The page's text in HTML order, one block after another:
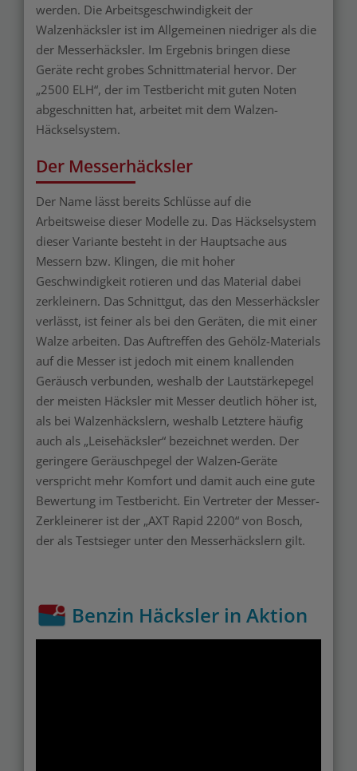
werden. Die Arbeitsgeschwindigkeit der
Walzenhäcksler ist im Allgemeinen niedriger als die
der Messerhäcksler. Im Ergebnis bringen diese
Geräte recht grobes Schnittmaterial hervor. Der
„2500 ELH“, der im Testbericht mit guten Noten
abgeschnitten hat, arbeitet mit dem Walzen-
Häckselsystem.
Der Messerhäcksler
Der Name lässt bereits Schlüsse auf die
Arbeitsweise dieser Modelle zu. Das Häckselsystem
dieser Variante besteht in der Hauptsache aus
Messern bzw. Klingen, die mit hoher
Geschwindigkeit rotieren und das Material dabei
zerkleinern. Das Schnittgut, das den Messerhäcksler
verlässt, ist feiner als bei den Geräten, die mit einer
Walze arbeiten. Das Auftreffen des Gehölz-Materials
auf die Messer ist jedoch mit einem knallenden
Geräusch verbunden, weshalb der Lautstärkepegel
der meisten Häcksler mit Messer deutlich höher ist,
als bei Walzenhäckslern, weshalb Letztere häufig
auch als „Leisehäcksler“ bezeichnet werden. Der
geringere Geräuschpegel der Walzen-Geräte
verspricht mehr Komfort und damit auch eine gute
Bewertung im Testbericht. Ein Vertreter der Messer-
Zerkleinerer ist der „AXT Rapid 2200“ von Bosch,
der als Testsieger unter den Messerhäckslern gilt.
Benzin Häcksler in Aktion